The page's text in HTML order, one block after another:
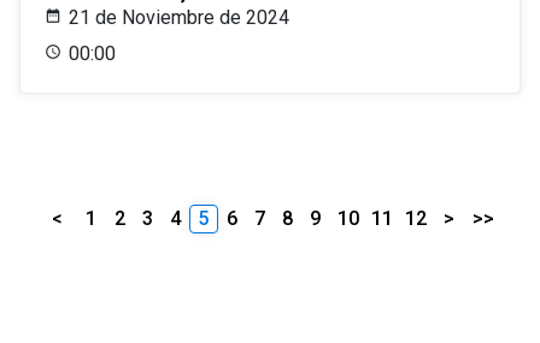
21 de Noviembre de 2024
00:00
< 1 2 3 4 5 6 7 8 9 10 11 12 > >>